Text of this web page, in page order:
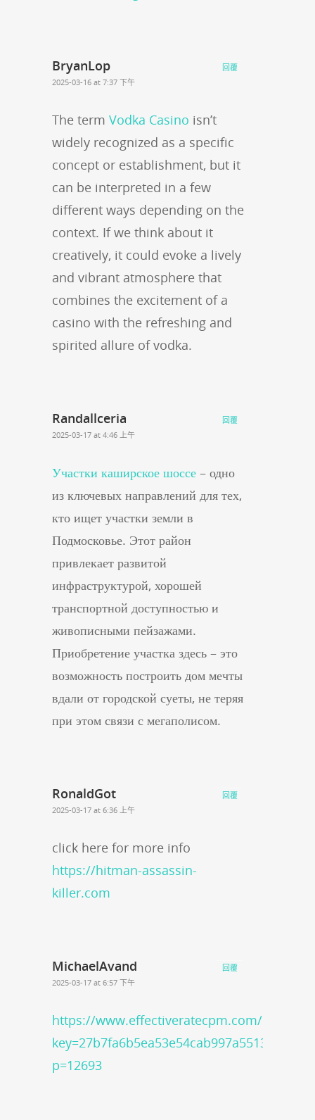
BryanLop
2025-03-16 at 7:37 下午
The term Vodka Casino isn’t
widely recognized as a specific
concept or establishment, but it
can be interpreted in a few
different ways depending on the
context. If we think about it
creatively, it could evoke a lively
and vibrant atmosphere that
combines the excitement of a
casino with the refreshing and
spirited allure of vodka.
回覆
Randallceria
2025-03-17 at 4:46 上午
Участки каширское шоссе – одно
из ключевых направлений для тех,
кто ищет участки земли в
Подмосковье. Этот район
привлекает развитой
инфраструктурой, хорошей
транспортной доступностью и
живописными пейзажами.
Приобретение участка здесь – это
возможность построить дом мечты
вдали от городской суеты, не теряя
при этом связи с мегаполисом.
回覆
RonaldGot
2025-03-17 at 6:36 上午
click here for more info
https://hitman-assassin-
killer.com
回覆
MichaelAvand
2025-03-17 at 6:57 下午
https://www.effectiveratecpm.com/
key=27b7fa6b5ea53e54cab997a551329c46/?
p=12693
回覆